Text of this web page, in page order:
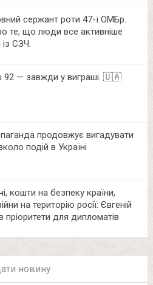
сержант роти 47-ї ОМБр.
те, що люди все активніше
СЗЧ.
92 — завжди у виграші. 🇺🇦
продовжує вигадувати
подій в Україні
кошти на безпеку країни,
на територію росії: Євгеній
пріоритети для дипломатів
новину